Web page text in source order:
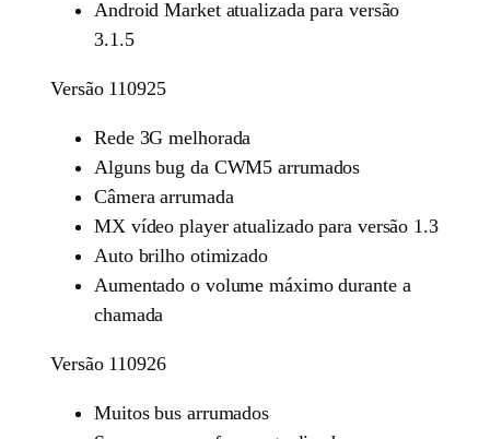
Android Market atualizada para versão
3.1.5
Versão 110925
Rede 3G melhorada
Alguns bug da CWM5 arrumados
Câmera arrumada
MX vídeo player atualizado para versão 1.3
Auto brilho otimizado
Aumentado o volume máximo durante a
chamada
Versão 110926
Muitos bus arrumados